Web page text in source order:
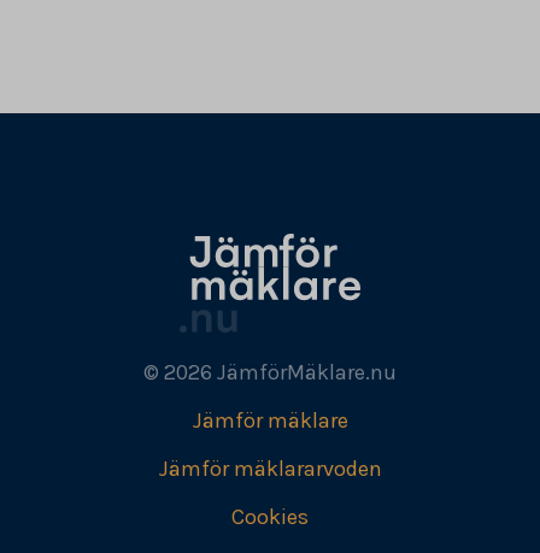
© 2026 JämförMäklare.nu
Jämför mäklare
Jämför mäklararvoden
Cookies